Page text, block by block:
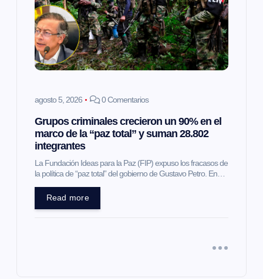
agosto 5, 2026 0 Comentarios
Grupos criminales crecieron un 90% en el
marco de la “paz total” y suman 28.802
integrantes
La Fundación Ideas para la Paz (FIP) expuso los fracasos de
la política de “paz total” del gobierno de Gustavo Petro. En…
Read more